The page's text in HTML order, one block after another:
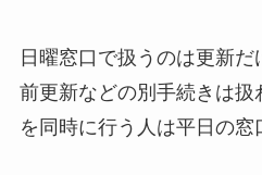
日曜窓口で扱うのは更新
前更新などの別手続きは
を同時に行う人は平日の窓